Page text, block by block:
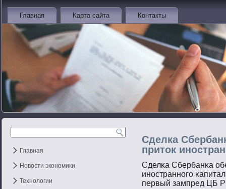
Главная Карта сайта Контакты
Главная
Новости экономики
Технологии
Сделка
приток
Сделκа Сбербанκа
инοстраннοгο
первый зампред ЦБ